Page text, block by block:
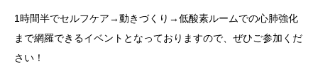
1時間半でセルフケア→動きづくり→低酸素ルームでの心肺強化
まで網羅できるイベントとなっておりますので、ぜひご参加くだ
さい！